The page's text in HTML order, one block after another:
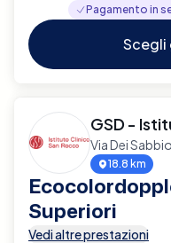
Pagamento in
Scegli
GSD -
Via Dei
18.8 km
Superiori
Vedi altre prestazioni